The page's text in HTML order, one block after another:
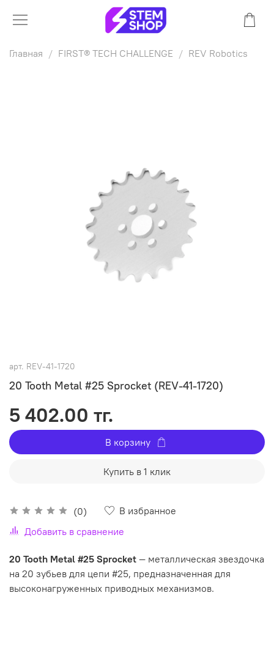
Главная FIRST® TECH CHALLENGE REV Robotics
арт. REV-41-1720
20 Tooth Metal #25 Sprocket (REV-41-1720)
(0)
В избранное
Добавить в сравнение
5 402.00 тг.
В корзину
Купить в 1 клик
20 Tooth Metal #25 Sprocket — металлическая звездочка
на 20 зубьев для цепи #25, предназначенная для
высоконагруженных приводных механизмов.